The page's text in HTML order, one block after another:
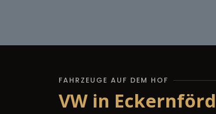
FAHRZEUGE AUF DEM HOF
VW in